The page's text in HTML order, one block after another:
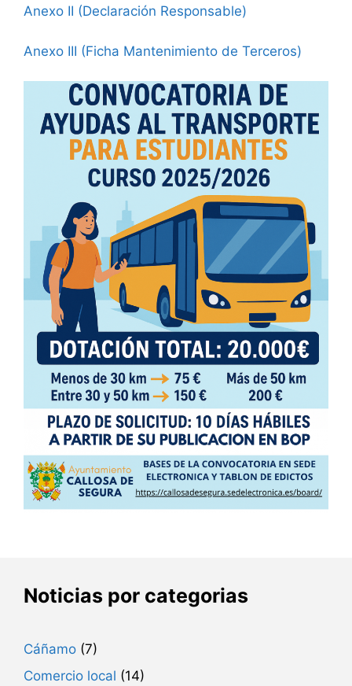
Anexo II (Declaración Responsable)
Anexo III (Ficha Mantenimiento de Terceros)
Noticias por categorias
Cáñamo (7)
Comercio local (14)